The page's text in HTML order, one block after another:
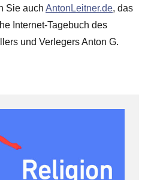
Sie auch AntonLeitner.de, das
Internet-Tagebuch des
und Verlegers Anton G.